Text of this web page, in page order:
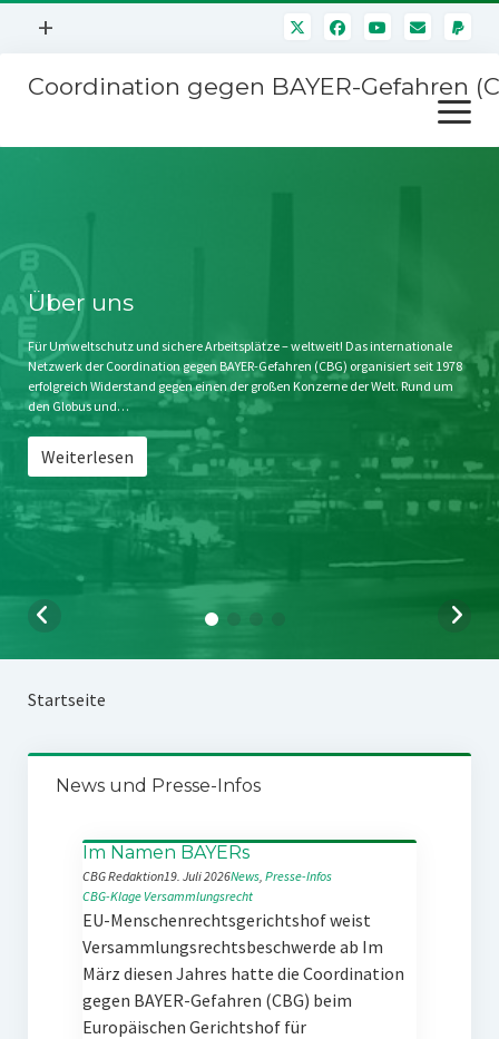
Menü
+
Mitmachen
Kontakt
Impressum
Störfälle
Coordination gegen BAYER-Gefahren
Menü
öffnen
Stichwort BAYER
Jahrestagung
SPENDEN
Über uns
Für Umweltschutz und sichere Arbeitsplätze – weltweit! Das internationale
Netzwerk der Coordination gegen BAYER-Gefahren (CBG) organisiert seit 1978
erfolgreich Widerstand gegen einen der großen Konzerne der Welt. Rund um
den Globus und…
Weiterlesen
Startseite
News und Presse-Infos
Im Namen BAYERs
CBG Redaktion19. Juli 2026News, Presse-Infos
CBG-Klage Versammlungsrecht
EU-Menschenrechtsgerichtshof weist
Versammlungsrechtsbeschwerde ab Im
März diesen Jahres hatte die Coordination
gegen BAYER-Gefahren (CBG) beim
Europäischen Gerichtshof für